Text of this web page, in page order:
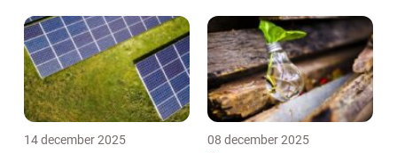
14 december 2025 08 december 2025